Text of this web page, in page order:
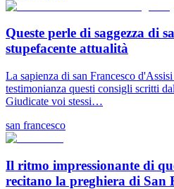
Queste perle di saggezza di
stupefacente attualità
La sapienza di san Francesco
testimonianza questi consigli scritti
Giudicate voi stessi…
san francesco
Il ritmo impressionante di
recitano la preghiera di San